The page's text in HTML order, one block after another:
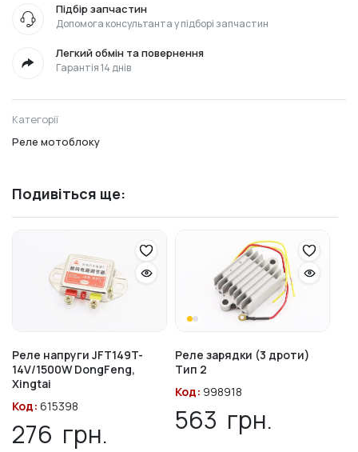
Підбір запчастин
Допомога консультанта у підборі запчастин
Легкий обмін та повернення
Гарантія 14 днів
Категорії
Реле мотоблоку
Подивіться ще:
Реле напруги JFT149T-
14V/1500W DongFeng,
Xingtai
Код: 615398
276 грн.
Реле зарядки (3 дроти)
Тип 2
Код: 998918
563 грн.